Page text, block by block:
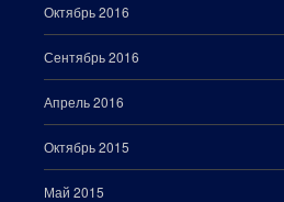
Октябрь 2016
Сентябрь 2016
Апрель 2016
Октябрь 2015
Май 2015